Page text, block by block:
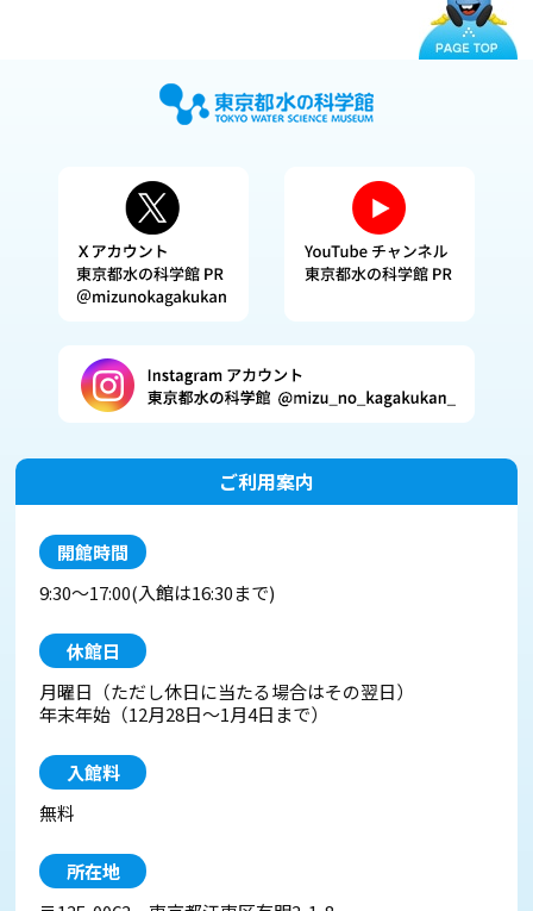
ご利用案内
開館時間
9:30～17:00(入館は16:30まで)
休館日
月曜日（ただし休日に当たる場合はその翌日）
年末年始（12月28日〜1月4日まで）
入館料
無料
所在地